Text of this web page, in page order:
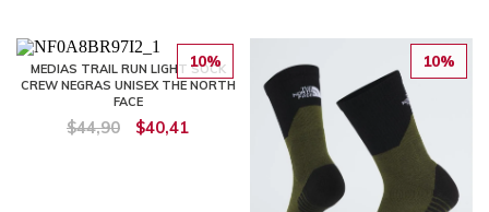
10%
MEDIAS TRAIL RUN LIGHT SOCK
CREW NEGRAS UNISEX THE NORTH
FACE
$44,90 $40,41
10%